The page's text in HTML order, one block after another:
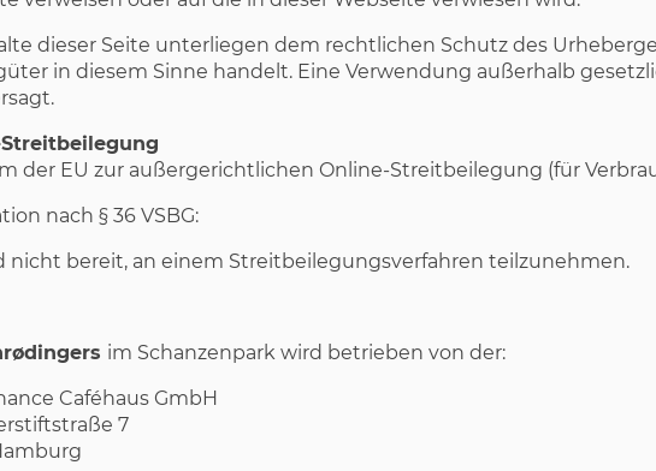
dieser Seite unterliegen dem rechtlichen Schutz des
in diesem Sinne handelt. Eine Verwendung außerhalb
der EU zur außergerichtlichen Online-Streitbeilegung (für
nach § 36 VSBG:
nicht bereit, an einem Streitbeilegungsverfahren teilzunehmen.
im Schanzenpark wird betrieben von der:
Caféhaus GmbH
7